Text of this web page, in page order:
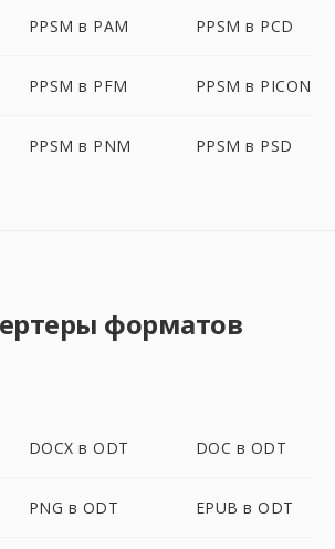
PPSM в PAM PPSM в PCD
PPSM в PFM PPSM в PICON
PPSM в PNM PPSM в PSD
форматов
DOCX в ODT DOC в ODT
PNG в ODT EPUB в ODT